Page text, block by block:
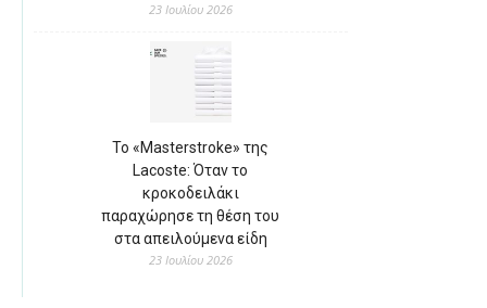
23 Ιουλίου 2026
Το «Masterstroke» της
Lacoste: Όταν το
κροκοδειλάκι
παραχώρησε τη θέση του
στα απειλούμενα είδη
23 Ιουλίου 2026